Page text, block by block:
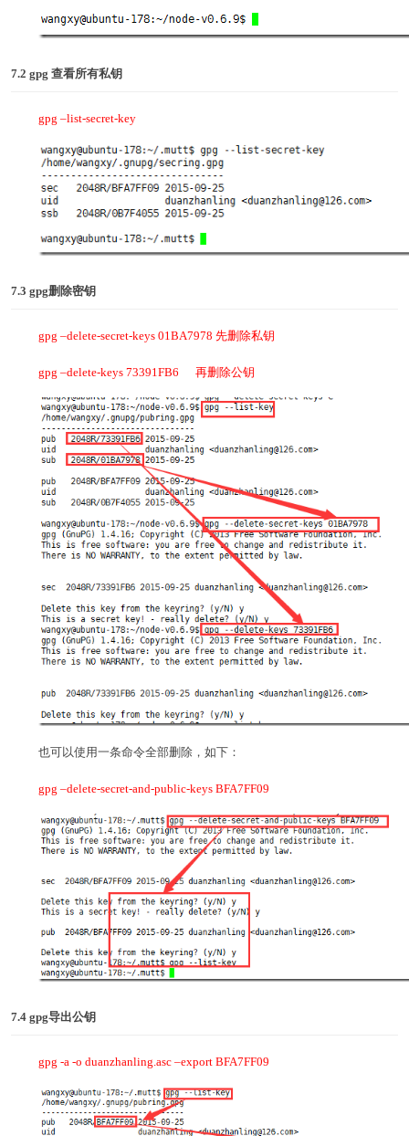
7.2 gpg 查看所有私钥
gpg –list-secret-key
7.3 gpg删除密钥
gpg –delete-secret-keys 01BA7978 先删除私钥
gpg –delete-keys 73391FB6 再删除公钥
也可以使用一条命令全部删除，如下：
gpg –delete-secret-and-public-keys BFA7FF09
7.4 gpg导出公钥
gpg -a -o duanzhanling.asc –export BFA7FF09